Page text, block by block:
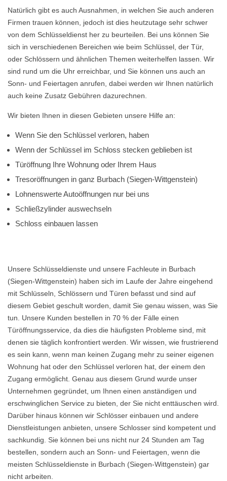
Natürlich gibt es auch Ausnahmen, in welchen Sie auch anderen
Firmen trauen können, jedoch ist dies heutzutage sehr schwer
von dem Schlüsseldienst her zu beurteilen. Bei uns können Sie
sich in verschiedenen Bereichen wie beim Schlüssel, der Tür,
oder Schlössern und ähnlichen Themen weiterhelfen lassen. Wir
sind rund um die Uhr erreichbar, und Sie können uns auch an
Sonn- und Feiertagen anrufen, dabei werden wir Ihnen natürlich
auch keine Zusatz Gebühren dazurechnen.
Wir bieten Ihnen in diesen Gebieten unsere Hilfe an:
Wenn Sie den Schlüssel verloren, haben
Wenn der Schlüssel im Schloss stecken geblieben ist
Türöffnung Ihre Wohnung oder Ihrem Haus
Tresoröffnungen in ganz Burbach (Siegen-Wittgenstein)
Lohnenswerte Autoöffnungen nur bei uns
Schließzylinder auswechseln
Schloss einbauen lassen
Unsere Schlüsseldienste und unsere Fachleute in Burbach
(Siegen-Wittgenstein) haben sich im Laufe der Jahre eingehend
mit Schlüsseln, Schlössern und Türen befasst und sind auf
diesem Gebiet geschult worden, damit Sie genau wissen, was Sie
tun. Unsere Kunden bestellen in 70 % der Fälle einen
Türöffnungsservice, da dies die häufigsten Probleme sind, mit
denen sie täglich konfrontiert werden. Wir wissen, wie frustrierend
es sein kann, wenn man keinen Zugang mehr zu seiner eigenen
Wohnung hat oder den Schlüssel verloren hat, der einem den
Zugang ermöglicht. Genau aus diesem Grund wurde unser
Unternehmen gegründet, um Ihnen einen anständigen und
erschwinglichen Service zu bieten, der Sie nicht enttäuschen wird.
Darüber hinaus können wir Schlösser einbauen und andere
Dienstleistungen anbieten, unsere Schlosser sind kompetent und
sachkundig. Sie können bei uns nicht nur 24 Stunden am Tag
bestellen, sondern auch an Sonn- und Feiertagen, wenn die
meisten Schlüsseldienste in Burbach (Siegen-Wittgenstein) gar
nicht arbeiten.